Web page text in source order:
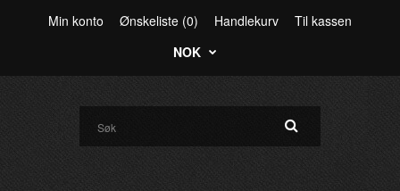
Min konto Ønskeliste (0) Handlekurv
Til kassen
NOK